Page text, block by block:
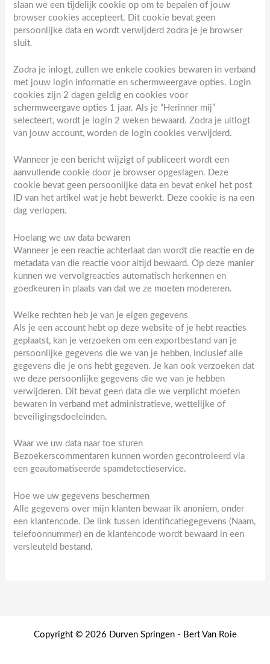
slaan we een tijdelijk cookie op om te bepalen of jouw
browser cookies accepteert. Dit cookie bevat geen
persoonlijke data en wordt verwijderd zodra je je browser
sluit.
Zodra je inlogt, zullen we enkele cookies bewaren in verband
met jouw login informatie en schermweergave opties. Login
cookies zijn 2 dagen geldig en cookies voor
schermweergave opties 1 jaar. Als je “Herinner mij”
selecteert, wordt je login 2 weken bewaard. Zodra je uitlogt
van jouw account, worden de login cookies verwijderd.
Wanneer je een bericht wijzigt of publiceert wordt een
aanvullende cookie door je browser opgeslagen. Deze
cookie bevat geen persoonlijke data en bevat enkel het post
ID van het artikel wat je hebt bewerkt. Deze cookie is na een
dag verlopen.
Hoelang we uw data bewaren
Wanneer je een reactie achterlaat dan wordt die reactie en de
metadata van die reactie voor altijd bewaard. Op deze manier
kunnen we vervolgreacties automatisch herkennen en
goedkeuren in plaats van dat we ze moeten modereren.
Welke rechten heb je van je eigen gegevens
Als je een account hebt op deze website of je hebt reacties
geplaatst, kan je verzoeken om een exportbestand van je
persoonlijke gegevens die we van je hebben, inclusief alle
gegevens die je ons hebt gegeven. Je kan ook verzoeken dat
we deze persoonlijke gegevens die we van je hebben
verwijderen. Dit bevat geen data die we verplicht moeten
bewaren in verband met administratieve, wettelijke of
beveiligingsdoeleinden.
Waar we uw data naar toe sturen
Bezoekerscommentaren kunnen worden gecontroleerd via
een geautomatiseerde spamdetectieservice.
Hoe we uw gegevens beschermen
Alle gegevens over mijn klanten bewaar ik anoniem, onder
een klantencode. De link tussen identificatiegegevens (Naam,
telefoonnummer) en de klantencode wordt bewaard in een
versleuteld bestand.
Copyright © 2026 Durven Springen - Bert Van Roie